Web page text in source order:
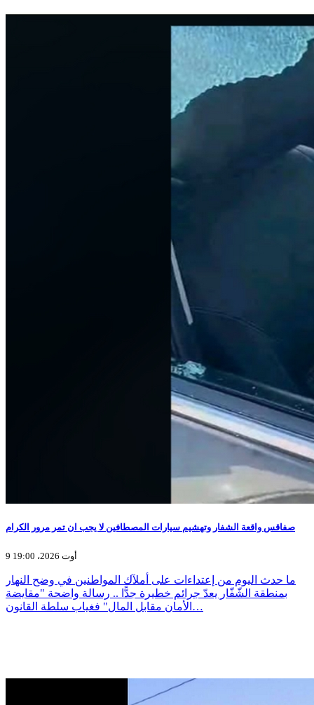
صفاقس واقعة الشفار وتهشيم سيارات المصطافين لا يجب ان تمر مرور الكرام
9 أوت 2026، 19:00
ما حدث اليوم من إعتداءات على أملآك المواطنين في وضح النهار
بمنطقة الشّفّار يعدّ جرائم خطيرة جدًّا .. رسالة واضحة "مقايضة
الأمان مقابل المال" فغياب سلطة القانون…